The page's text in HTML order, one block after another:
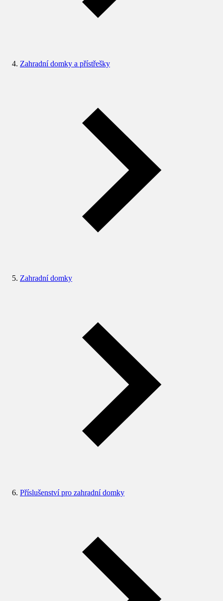
Zahradní domky a přístřešky
Zahradní domky
Příslušenství pro zahradní domky